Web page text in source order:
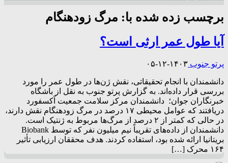
برچسب زده شده با: مرگ زودهنگام
آیا طول عمر ارثی است؟
پرتو جنوب ۱۴۰۳-۱۲-۰۵
دانشمندان با انجام تحقیقاتی، نقش ژن‌ها در طول عمر را مورد
بررسی قرار داده‌اند. به گزارش پرتو جنوب به نقل از باشگاه
خبرنگاران جوان؛ دانشمندان مرکز سلامت جمعیت آکسفورد
دریافتند که عوامل محیطی ۱۷ درصد در مرگ زودهنگام نقش دارند،
در حالی که کمتر از ۲ درصد از مرگ‌ها مربوط به ژنتیک است.
دانشمندان از داده‌های تقریباً نیم میلیون نفر که توسط Biobank
بریتانیا ارائه شده بود، استفاده کردند. هدف محققان ارزیابی تأثیر
۱۶۴ محرک […]